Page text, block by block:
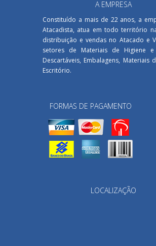
A EMPRESA
Constituído a mais de 22 anos, a
Atacadista, atua em todo território
distribuição e vendas no Atacado e
setores de Materiais de Higiene e
Descartáveis, Embalagens, Materiais
Escritório.
FORMAS DE PAGAMENTO
LOCALIZAÇÃO